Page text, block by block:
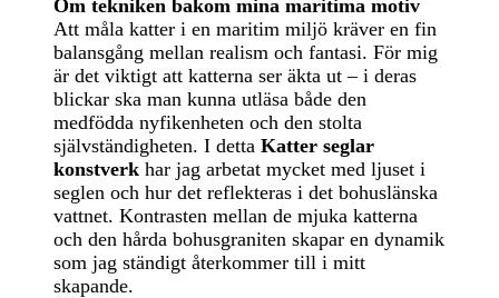
Om tekniken bakom mina maritima motiv
Att måla katter i en maritim miljö kräver en fin
balansgång mellan realism och fantasi. För mig
är det viktigt att katterna ser äkta ut – i deras
blickar ska man kunna utläsa både den
medfödda nyfikenheten och den stolta
självständigheten. I detta Katter seglar
konstverk har jag arbetat mycket med ljuset i
seglen och hur det reflekteras i det bohuslänska
vattnet. Kontrasten mellan de mjuka katterna
och den hårda bohusgraniten skapar en dynamik
som jag ständigt återkommer till i mitt
skapande.